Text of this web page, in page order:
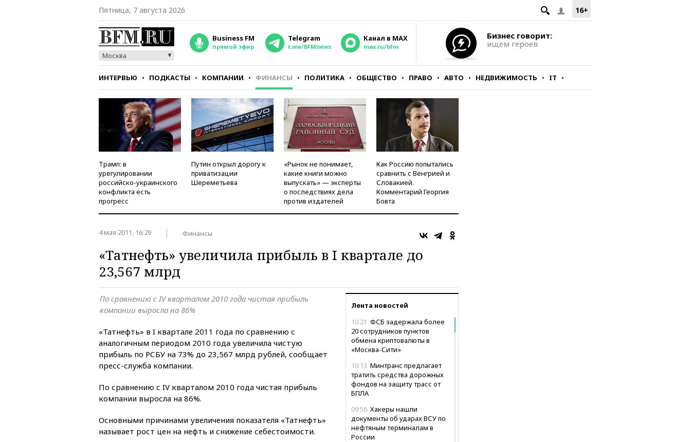
16+
Пятница, 7 августа 2026
Москва
Business FM
прямой эфир
Telegram
t.me/BFMnews
Канал в MAX
max.ru/bfm
Бизнес говорит:
ищем героев
ИНТЕРВЬЮ ПОДКАСТЫ КОМПАНИИ ФИНАНСЫ ПОЛИТИКА ОБЩЕСТВО ПРАВО АВТО НЕДВИЖИМОСТЬ IT
СТИЛЬ ТЕСТЫ
Трамп: в
урегулировании
российско-украинского
конфликта есть
прогресс
Путин открыл дорогу к
приватизации
Шереметьева
«Рынок не понимает,
какие книги можно
выпускать» — эксперты
о последствиях дела
против издателей
Как Россию попытались
сравнить с Венгрией и
Словакией.
Комментарий Георгия
Бовта
4 мая 2011, 16:29 Финансы
«Татнефть» увеличила прибыль в I квартале до
23,567 млрд
Лента новостей
10:21 ФСБ задержала более
20 сотрудников пунктов
обмена криптовалюты в
«Москва-Сити»
10:13 Минтранс предлагает
тратить средства дорожных
фондов на защиту трасс от
БПЛА
09:56 Хакеры нашли
документы об ударах ВСУ по
нефтяным терминалам в
России
По сравнению с IV кварталом 2010 года чистая прибыль
компании выросла на 86%
«Татнефть» в I квартале 2011 года по сравнению с
аналогичным периодом 2010 года увеличила чистую
прибыль по РСБУ на 73% до 23,567 млрд рублей, сообщает
пресс-служба компании.
По сравнению с IV кварталом 2010 года чистая прибыль
компании выросла на 86%.
Основными причинами увеличения показателя «Татнефть»
называет рост цен на нефть и снижение себестоимости.